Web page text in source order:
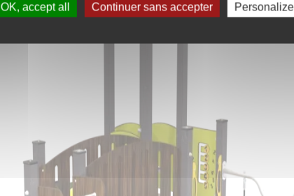
OK, accept all Continuer sans accepter Personalize